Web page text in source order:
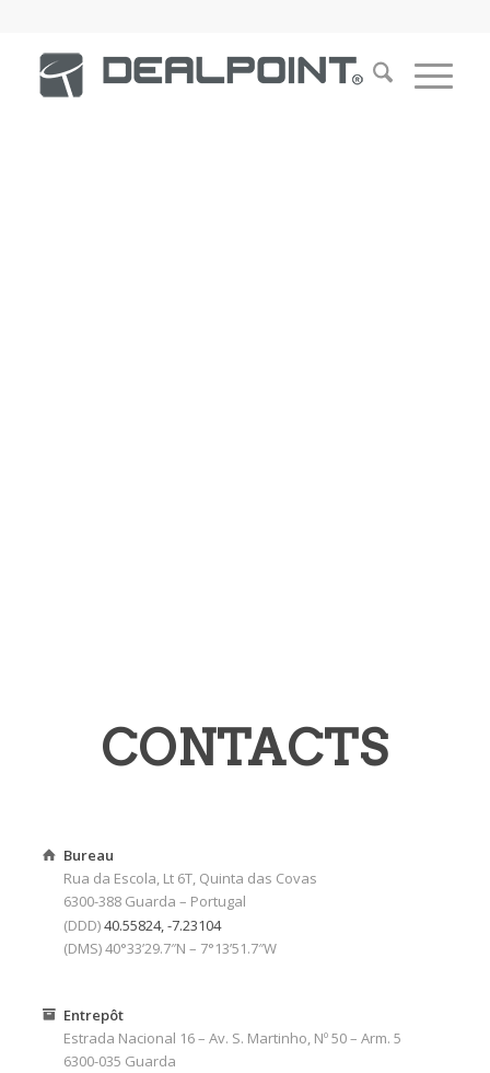
CONTACTS
Bureau
Rua da Escola, Lt 6T, Quinta das Covas
6300-388 Guarda – Portugal
(DDD)40.55824, -7.23104
(DMS) 40°33’29.7″N – 7°13’51.7″W
Entrepôt
Estrada Nacional 16 – Av. S. Martinho, Nº 50 – Arm. 5
6300-035 Guarda